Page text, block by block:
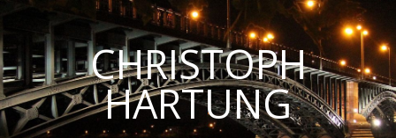
CHRISTOPH
HARTUNG